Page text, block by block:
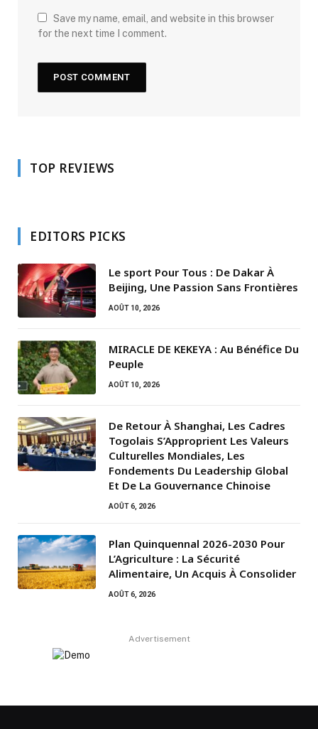
Save my name, email, and website in this browser
for the next time I comment.
TOP REVIEWS
EDITORS PICKS
Le sport Pour Tous : De Dakar À
Beijing, Une Passion Sans Frontières
AOÛT 10, 2026
MIRACLE DE KEKEYA : Au Bénéfice Du
Peuple
AOÛT 10, 2026
De Retour À Shanghai, Les Cadres
Togolais S’Approprient Les Valeurs
Culturelles Mondiales, Les
Fondements Du Leadership Global
Et De La Gouvernance Chinoise
AOÛT 6, 2026
Plan Quinquennal 2026-2030 Pour
L’Agriculture : La Sécurité
Alimentaire, Un Acquis À Consolider
AOÛT 6, 2026
Advertisement